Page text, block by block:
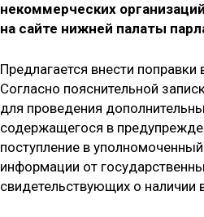
некоммерческих
на сайте нижней палаты
Предлагается внести
Согласно пояснительной
для проведения
содержащегося в
поступление в
информации от
свидетельствующих о наличии